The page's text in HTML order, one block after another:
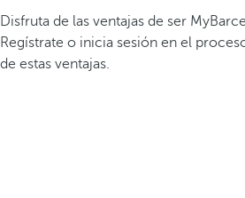
Disfruta de las ventajas de ser
Regístrate o inicia sesión en el
de estas ventajas.